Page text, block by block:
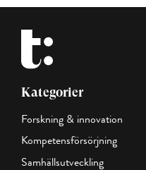
Kategorier
Forskning & innovation
Kompetensförsörjning
Samhällsutveckling